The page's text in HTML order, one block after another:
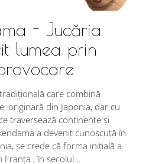
- Jucăria
lumea prin
care combină
originară din Japonia, dar cu
traversează continente și
a devenit cunoscută în
se crede că forma inițială a
Franța , în secolul...